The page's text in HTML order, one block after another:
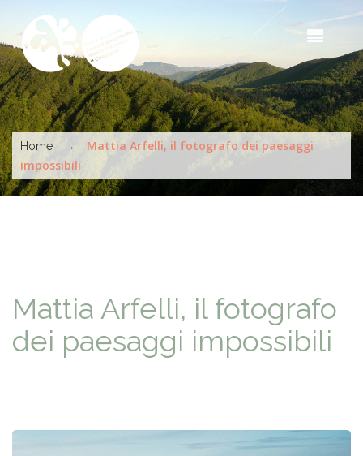
Tu sei qui
Home →
Mattia Arfelli, il fotografo dei paesaggi
impossibili
Mattia Arfelli, il fotografo
dei paesaggi impossibili